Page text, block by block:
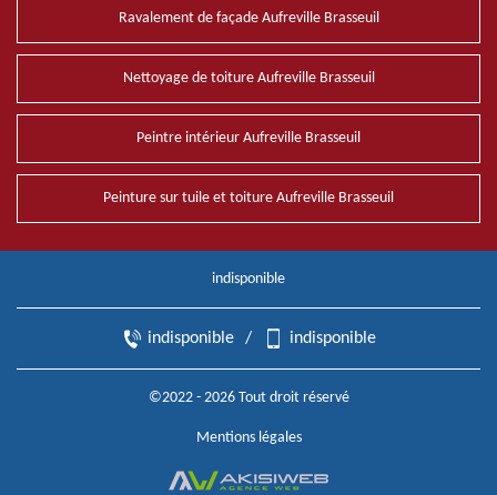
Ravalement de façade Aufreville Brasseuil
Nettoyage de toiture Aufreville Brasseuil
Peintre intérieur Aufreville Brasseuil
Peinture sur tuile et toiture Aufreville Brasseuil
indisponible
indisponible / indisponible
©2022 - 2026 Tout droit réservé
Mentions légales